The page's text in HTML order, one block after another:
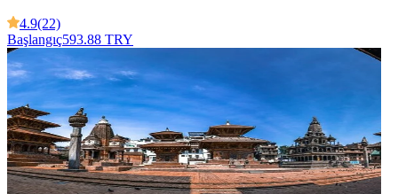
4.9(22)
Başlangıç593.88 TRY